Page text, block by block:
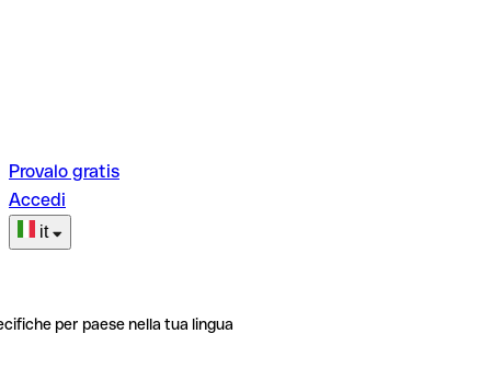
Provalo gratis
Accedi
it
per paese nella tua lingua